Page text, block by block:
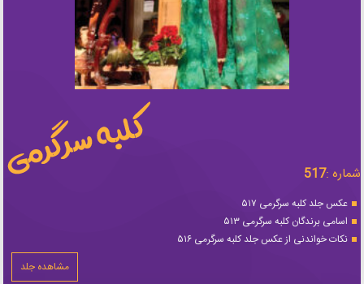
شماره :517
عکس جلد کلبه سرگرمی ۵۱۷
اسامی برندگان کلبه سرگرمی ۵۱۳
نکات خواندنی از عکس جلد کلبه سرگرمی ۵۱۶
مشاهده جلد